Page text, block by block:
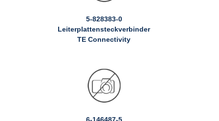
5-828383-0
Leiterplattensteckverbinder
TE Connectivity